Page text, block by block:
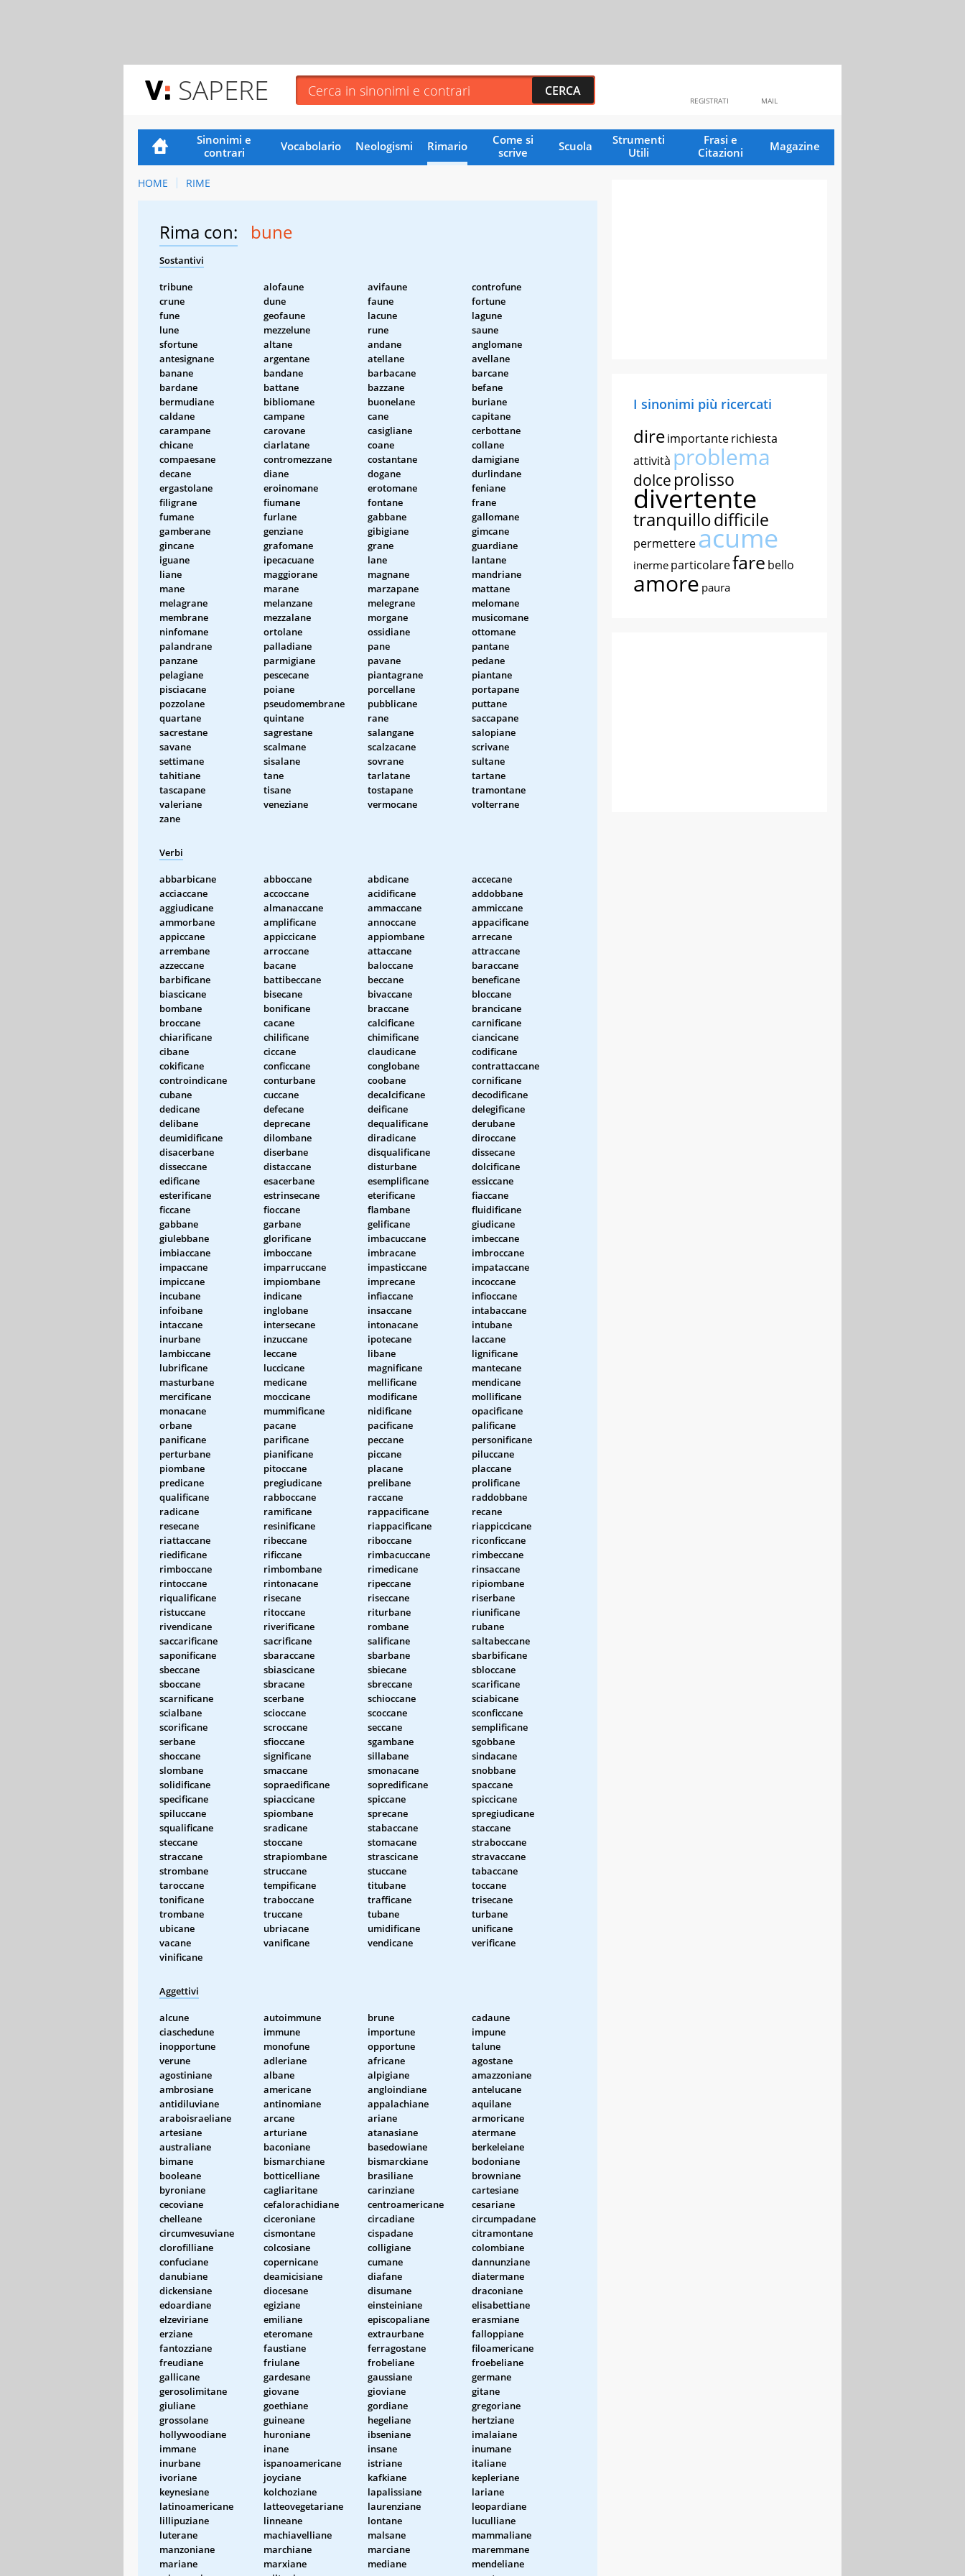
SAPERE MAIL
REGISTRATI
Sinonimi e
contrari
Vocabolario Neologismi Rimario
Come si
scrive
Scuola
Strumenti
Utili
Frasi e
Citazioni
Magazine
HOME RIME
Rima con: bune
Sostantivi
tribune alofaune avifaune
controfune
crune
dune faune
fortune
fune
geofaune lacune
lagune
lune
mezzelune rune
saune
sfortune
altane andane
anglomane
antesignane
argentane atellane
avellane
banane
bandane barbacane
barcane
bardane
battane bazzane
befane
bermudiane
bibliomane buonelane
buriane
caldane
campane cane
capitane
carampane
carovane casigliane
cerbottane
chicane
ciarlatane coane
collane
compaesane
contromezzane costantane
damigiane
decane
diane dogane
durlindane
ergastolane
eroinomane erotomane
feniane
filigrane
fiumane fontane
frane
fumane
furlane gabbane
gallomane
gamberane
genziane gibigiane
gimcane
gincane
grafomane grane
guardiane
iguane
ipecacuane lane
lantane
liane
maggiorane magnane
mandriane
mane
marane marzapane
mattane
melagrane
melanzane melegrane
melomane
membrane
mezzalane morgane
musicomane
ninfomane
ortolane ossidiane
ottomane
palandrane
palladiane pane
pantane
panzane
parmigiane pavane
pedane
pelagiane
pescecane piantagrane
piantane
pisciacane
poiane porcellane
portapane
pozzolane
pseudomembrane pubblicane
puttane
quartane
quintane rane
saccapane
sacrestane
sagrestane salangane
salopiane
savane
scalmane scalzacane
scrivane
settimane
sisalane sovrane
sultane
tahitiane
tane tarlatane
tartane
tascapane
tisane tostapane
tramontane
valeriane
veneziane vermocane
volterrane
zane
Verbi
abbarbicane abboccane abdicane
accecane
acciaccane
accoccane acidificane
addobbane
aggiudicane
almanaccane ammaccane
ammiccane
ammorbane
amplificane annoccane
appacificane
appiccane
appiccicane appiombane
arrecane
arrembane
arroccane attaccane
attraccane
azzeccane
bacane baloccane
baraccane
barbificane
battibeccane beccane
beneficane
biascicane
bisecane bivaccane
bloccane
bombane
bonificane braccane
brancicane
broccane
cacane calcificane
carnificane
chiarificane
chilificane chimificane
ciancicane
cibane
ciccane claudicane
codificane
cokificane
conficcane conglobane
contrattaccane
controindicane
conturbane coobane
cornificane
cubane
cuccane decalcificane
decodificane
dedicane
defecane deificane
delegificane
delibane
deprecane dequalificane
derubane
deumidificane
dilombane diradicane
diroccane
disacerbane
diserbane disqualificane
dissecane
disseccane
distaccane disturbane
dolcificane
edificane
esacerbane esemplificane
essiccane
esterificane
estrinsecane eterificane
fiaccane
ficcane
fioccane flambane
fluidificane
gabbane
garbane gelificane
giudicane
giulebbane
glorificane imbacuccane
imbeccane
imbiaccane
imboccane imbracane
imbroccane
impaccane
imparruccane impasticcane
impataccane
impiccane
impiombane imprecane
incoccane
incubane
indicane infiaccane
infioccane
infoibane
inglobane insaccane
intabaccane
intaccane
intersecane intonacane
intubane
inurbane
inzuccane ipotecane
laccane
lambiccane
leccane libane
lignificane
lubrificane
luccicane magnificane
mantecane
masturbane
medicane mellificane
mendicane
mercificane
moccicane modificane
mollificane
monacane
mummificane nidificane
opacificane
orbane
pacane pacificane
palificane
panificane
parificane peccane
personificane
perturbane
pianificane piccane
piluccane
piombane
pitoccane placane
placcane
predicane
pregiudicane prelibane
prolificane
qualificane
rabboccane raccane
raddobbane
radicane
ramificane rappacificane
recane
resecane
resinificane riappacificane
riappiccicane
riattaccane
ribeccane riboccane
riconficcane
riedificane
rificcane rimbacuccane
rimbeccane
rimboccane
rimbombane rimedicane
rinsaccane
rintoccane
rintonacane ripeccane
ripiombane
riqualificane
risecane riseccane
riserbane
ristuccane
ritoccane riturbane
riunificane
rivendicane
riverificane rombane
rubane
saccarificane
sacrificane salificane
saltabeccane
saponificane
sbaraccane sbarbane
sbarbificane
sbeccane
sbiascicane sbiecane
sbloccane
sboccane
sbracane sbreccane
scarificane
scarnificane
scerbane schioccane
sciabicane
scialbane
scioccane scoccane
sconficcane
scorificane
scroccane seccane
semplificane
serbane
sfioccane sgambane
sgobbane
shoccane
significane sillabane
sindacane
slombane
smaccane smonacane
snobbane
solidificane
sopraedificane sopredificane
spaccane
specificane
spiaccicane spiccane
spiccicane
spiluccane
spiombane sprecane
spregiudicane
squalificane
sradicane stabaccane
staccane
steccane
stoccane stomacane
straboccane
straccane
strapiombane strascicane
stravaccane
strombane
struccane stuccane
tabaccane
taroccane
tempificane titubane
toccane
tonificane
traboccane trafficane
trisecane
trombane
truccane tubane
turbane
ubicane
ubriacane umidificane
unificane
vacane
vanificane vendicane
verificane
vinificane
Aggettivi
alcune autoimmune brune
cadaune
ciaschedune
immune importune
impune
inopportune
monofune opportune
talune
verune
adleriane africane
agostane
agostiniane
albane alpigiane
amazzoniane
ambrosiane
americane angloindiane
antelucane
antidiluviane
antinomiane appalachiane
aquilane
araboisraeliane
arcane ariane
armoricane
artesiane
arturiane atanasiane
atermane
australiane
baconiane basedowiane
berkeleiane
bimane
bismarchiane bismarckiane
bodoniane
booleane
botticelliane brasiliane
browniane
byroniane
cagliaritane carinziane
cartesiane
cecoviane
cefalorachidiane centroamericane
cesariane
chelleane
ciceroniane circadiane
circumpadane
circumvesuviane
cismontane cispadane
citramontane
clorofilliane
colcosiane colligiane
colombiane
confuciane
copernicane cumane
dannunziane
danubiane
deamicisiane diafane
diatermane
dickensiane
diocesane disumane
draconiane
edoardiane
egiziane einsteiniane
elisabettiane
elzeviriane
emiliane episcopaliane
erasmiane
erziane
eteromane extraurbane
falloppiane
fantozziane
faustiane ferragostane
filoamericane
freudiane
friulane frobeliane
froebeliane
gallicane
gardesane gaussiane
germane
gerosolimitane
giovane gioviane
gitane
giuliane
goethiane gordiane
gregoriane
grossolane
guineane hegeliane
hertziane
hollywoodiane
huroniane ibseniane
imalaiane
immane
inane insane
inumane
inurbane
ispanoamericane istriane
italiane
ivoriane
joyciane kafkiane
kepleriane
keynesiane
kolchoziane lapalissiane
lariane
latinoamericane
latteovegetariane laurenziane
leopardiane
lillipuziane
linneane lontane
luculliane
luterane
machiavelliane malsane
mammaliane
manzoniane
marchiane marciane
maremmane
mariane
marxiane mediane
mendeliane
I sinonimi più ricercati
direimportanterichiesta
attività problema
dolce prolisso
divertente
tranquillodifficile
permettereacume
inerme particolarefare bello
amore paura